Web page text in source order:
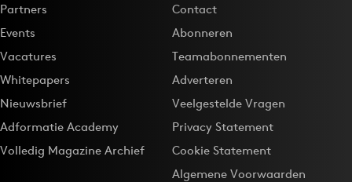
Partners
Events
Vacatures
Whitepapers
Nieuwsbrief
Adformatie Academy
Volledig Magazine Archief
Contact
Abonneren
Teamabonnementen
Adverteren
Veelgestelde Vragen
Privacy Statement
Cookie Statement
Algemene Voorwaarden